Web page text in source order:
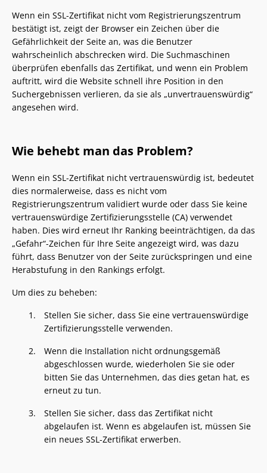
Wenn ein SSL-Zertifikat nicht vom Registrierungszentrum
bestätigt ist, zeigt der Browser ein Zeichen über die
Gefährlichkeit der Seite an, was die Benutzer
wahrscheinlich abschrecken wird. Die Suchmaschinen
überprüfen ebenfalls das Zertifikat, und wenn ein Problem
auftritt, wird die Website schnell ihre Position in den
Suchergebnissen verlieren, da sie als „unvertrauenswürdig“
angesehen wird.
Wie behebt man das Problem?
Wenn ein SSL-Zertifikat nicht vertrauenswürdig ist, bedeutet
dies normalerweise, dass es nicht vom
Registrierungszentrum validiert wurde oder dass Sie keine
vertrauenswürdige Zertifizierungsstelle (CA) verwendet
haben. Dies wird erneut Ihr Ranking beeinträchtigen, da das
„Gefahr“-Zeichen für Ihre Seite angezeigt wird, was dazu
führt, dass Benutzer von der Seite zurückspringen und eine
Herabstufung in den Rankings erfolgt.
Um dies zu beheben:
Stellen Sie sicher, dass Sie eine vertrauenswürdige
Zertifizierungsstelle verwenden.
Wenn die Installation nicht ordnungsgemäß
abgeschlossen wurde, wiederholen Sie sie oder
bitten Sie das Unternehmen, das dies getan hat, es
erneut zu tun.
Stellen Sie sicher, dass das Zertifikat nicht
abgelaufen ist. Wenn es abgelaufen ist, müssen Sie
ein neues SSL-Zertifikat erwerben.